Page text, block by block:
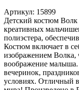
Артикул: 15899
Детский костюм Волк
креативных
полиэстера,
Костюм включает в
изображением Волка,
воображение
вечеринок,
условиях. Отличный